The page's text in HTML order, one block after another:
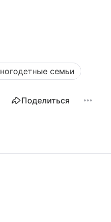
семьи
Поделиться